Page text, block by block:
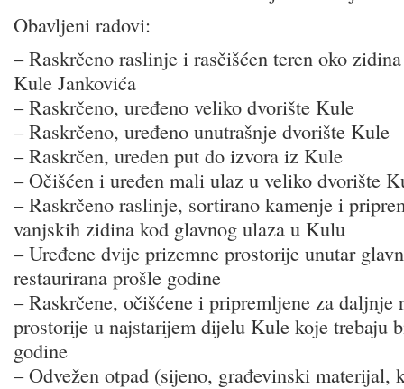
Obavljeni radovi:
– Raskrčeno raslinje i rasčišćen teren oko
Kule Jankovića
– Raskrčeno, uređeno veliko dvorište Kule
– Raskrčeno, uređeno unutrašnje dvorište Kule
– Raskrčen, uređen put do izvora iz Kule
– Očišćen i uređen mali ulaz u veliko dvorište
– Raskrčeno raslinje, sortirano kamenje i
vanjskih zidina kod glavnog ulaza u Kulu
– Uređene dvije prizemne prostorije unutar
restaurirana prošle godine
– Raskrčene, očišćene i pripremljene za daljnje
prostorije u najstarijem dijelu Kule koje trebaju
godine
– Odvežen otpad (sijeno, građevinski materijal,